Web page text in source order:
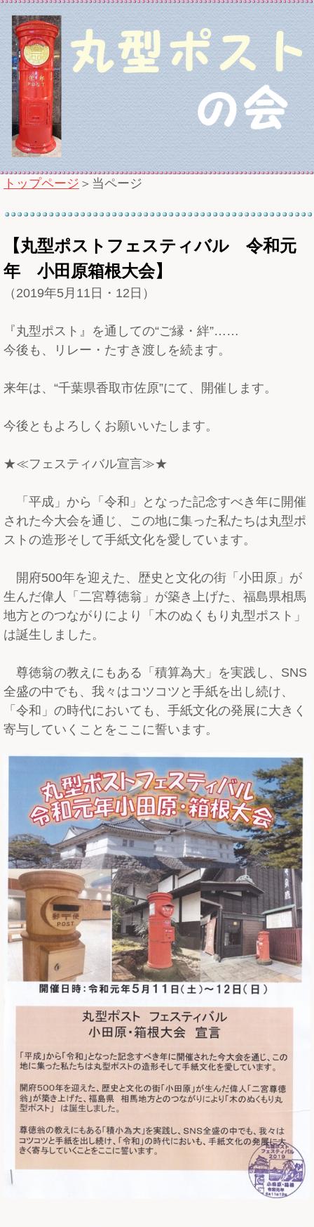
トップページ ＞当ページ
【丸型ポストフェスティバル 令和元
年 小田原箱根大会】
（2019年5月11日・12日）
『丸型ポスト』を通しての“ご縁・絆”……
今後も、リレー・たすき渡しを続ます。
来年は、“千葉県香取市佐原”にて、開催します。
今後ともよろしくお願いいたします。
★≪フェスティバル宣言≫★
「平成」から「令和」となった記念すべき年に開催
された今大会を通じ、この地に集った私たちは丸型ポ
ストの造形そして手紙文化を愛しています。
開府500年を迎えた、歴史と文化の街「小田原」が
生んだ偉人「二宮尊徳翁」が築き上げた、福島県相馬
地方とのつながりにより「木のぬくもり丸型ポスト」
は誕生しました。
尊徳翁の教えにもある「積算為大」を実践し、SNS
全盛の中でも、我々はコツコツと手紙を出し続け、
「令和」の時代においても、手紙文化の発展に大きく
寄与していくことをここに誓います。